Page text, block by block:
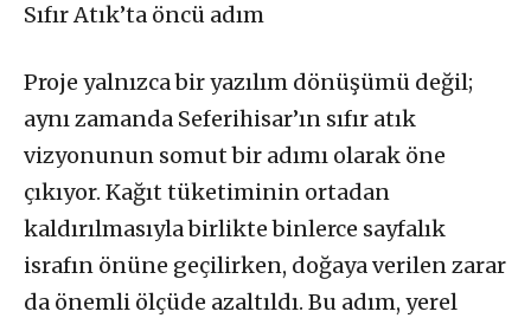
Sıfır Atık’ta öncü adım
Proje yalnızca bir yazılım dönüşümü değil;
aynı zamanda Seferihisar’ın sıfır atık
vizyonunun somut bir adımı olarak öne
çıkıyor. Kağıt tüketiminin ortadan
kaldırılmasıyla birlikte binlerce sayfalık
israfın önüne geçilirken, doğaya verilen zarar
da önemli ölçüde azaltıldı. Bu adım, yerel